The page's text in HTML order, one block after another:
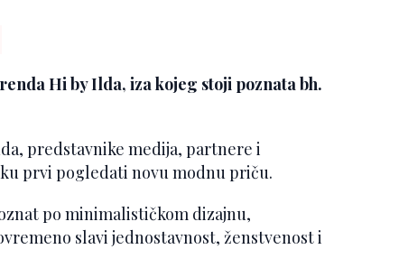
Hi by Ilda, iza kojeg stoji poznata bh.
predstavnike medija, partnere i
prvi pogledati novu modnu priču.
po minimalističkom dizajnu,
slavi jednostavnost, ženstvenost i